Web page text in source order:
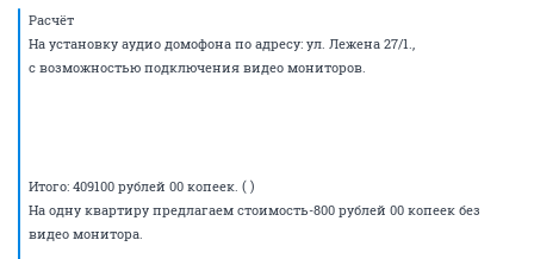
Расчёт
На установку аудио домофона по адресу: ул. Лежена 27/1.,
с возможностью подключения видео мониторов.
Итого: 409100 рублей 00 копеек. ( )
На одну квартиру предлагаем стоимость-800 рублей 00 копеек без
видео монитора.